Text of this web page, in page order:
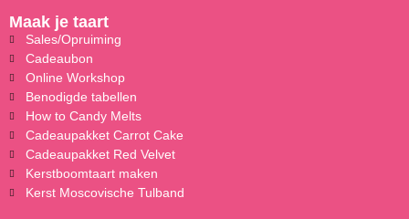
Maak je taart
Sales/Opruiming
Cadeaubon
Online Workshop
Benodigde tabellen
How to Candy Melts
Cadeaupakket Carrot Cake
Cadeaupakket Red Velvet
Kerstboomtaart maken
Kerst Moscovische Tulband